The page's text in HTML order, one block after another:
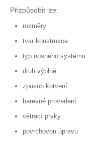
Přizpůsobit lze:
rozměry
tvar konstrukce
typ nosného systému
druh výplně
způsob kotvení
barevné provedení
větrací prvky
povrchovou úpravu